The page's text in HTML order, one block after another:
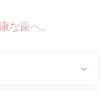
な歯へ。